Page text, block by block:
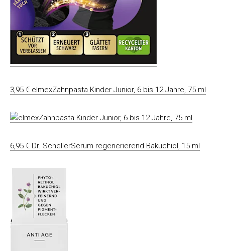
3,95 € elmexZahnpasta Kinder Junior, 6 bis 12 Jahre, 75 ml
6,95 € Dr. SchellerSerum regenerierend Bakuchiol, 15 ml